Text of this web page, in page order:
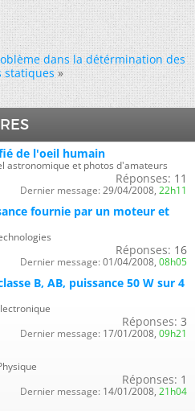
dans la détérmination des
statiques »
de l'oeil humain
astronomique et photos d'amateurs
Réponses: 11
Dernier message: 29/04/2008, 22h11
fournie par un moteur et
Réponses: 16
Dernier message: 01/04/2008, 08h05
B, AB, puissance 50 W sur 4
Réponses: 3
Dernier message: 17/01/2008, 09h21
Réponses: 1
Dernier message: 14/01/2008, 21h04